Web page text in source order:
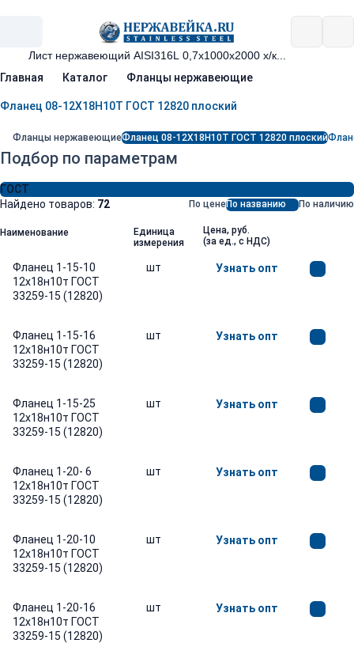
Главная Каталог Фланцы нержавеющие
Фланец 08-12Х18Н10Т ГОСТ 12820 плоский
Фланцы нержавеющиеФланец 08-12Х18Н10Т ГОСТ 12820 плоский
Подбор по параметрам
ГОСТ
Найдено товаров: 72 По ценеПо названию По наличию
Наименование
Единица
измерения
Цена, руб.
(за ед., с НДС)
Фланец 1-15-10
12х18н10т ГОСТ
33259-15 (12820)
шт Узнать опт
Фланец 1-15-16
12х18н10т ГОСТ
33259-15 (12820)
шт Узнать опт
Фланец 1-15-25
12х18н10т ГОСТ
33259-15 (12820)
шт Узнать опт
Фланец 1-20- 6
12х18н10т ГОСТ
33259-15 (12820)
шт Узнать опт
Фланец 1-20-10
12х18н10т ГОСТ
33259-15 (12820)
шт Узнать опт
Фланец 1-20-16
12х18н10т ГОСТ
33259-15 (12820)
шт Узнать опт